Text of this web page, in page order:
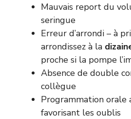
Mauvais report du
seringue
Erreur d’arrondi – à
arrondissez à la
proche si la pompe
Absence de double
collègue
Programmation orale
favorisant les oublis